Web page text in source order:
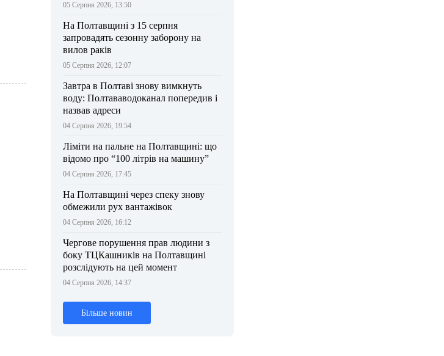
05 Серпня 2026, 13:50
На Полтавщині з 15 серпня
запровадять сезонну заборону на
вилов раків
05 Серпня 2026, 12:07
Завтра в Полтаві знову вимкнуть
воду: Полтававодоканал попередив і
назвав адреси
04 Серпня 2026, 19:54
Ліміти на пальне на Полтавщині: що
відомо про “100 літрів на машину”
04 Серпня 2026, 17:45
На Полтавщині через спеку знову
обмежили рух вантажівок
04 Серпня 2026, 16:12
Чергове порушення прав людини з
боку ТЦКашників на Полтавщині
розслідують на цей момент
04 Серпня 2026, 14:37
Більше новин